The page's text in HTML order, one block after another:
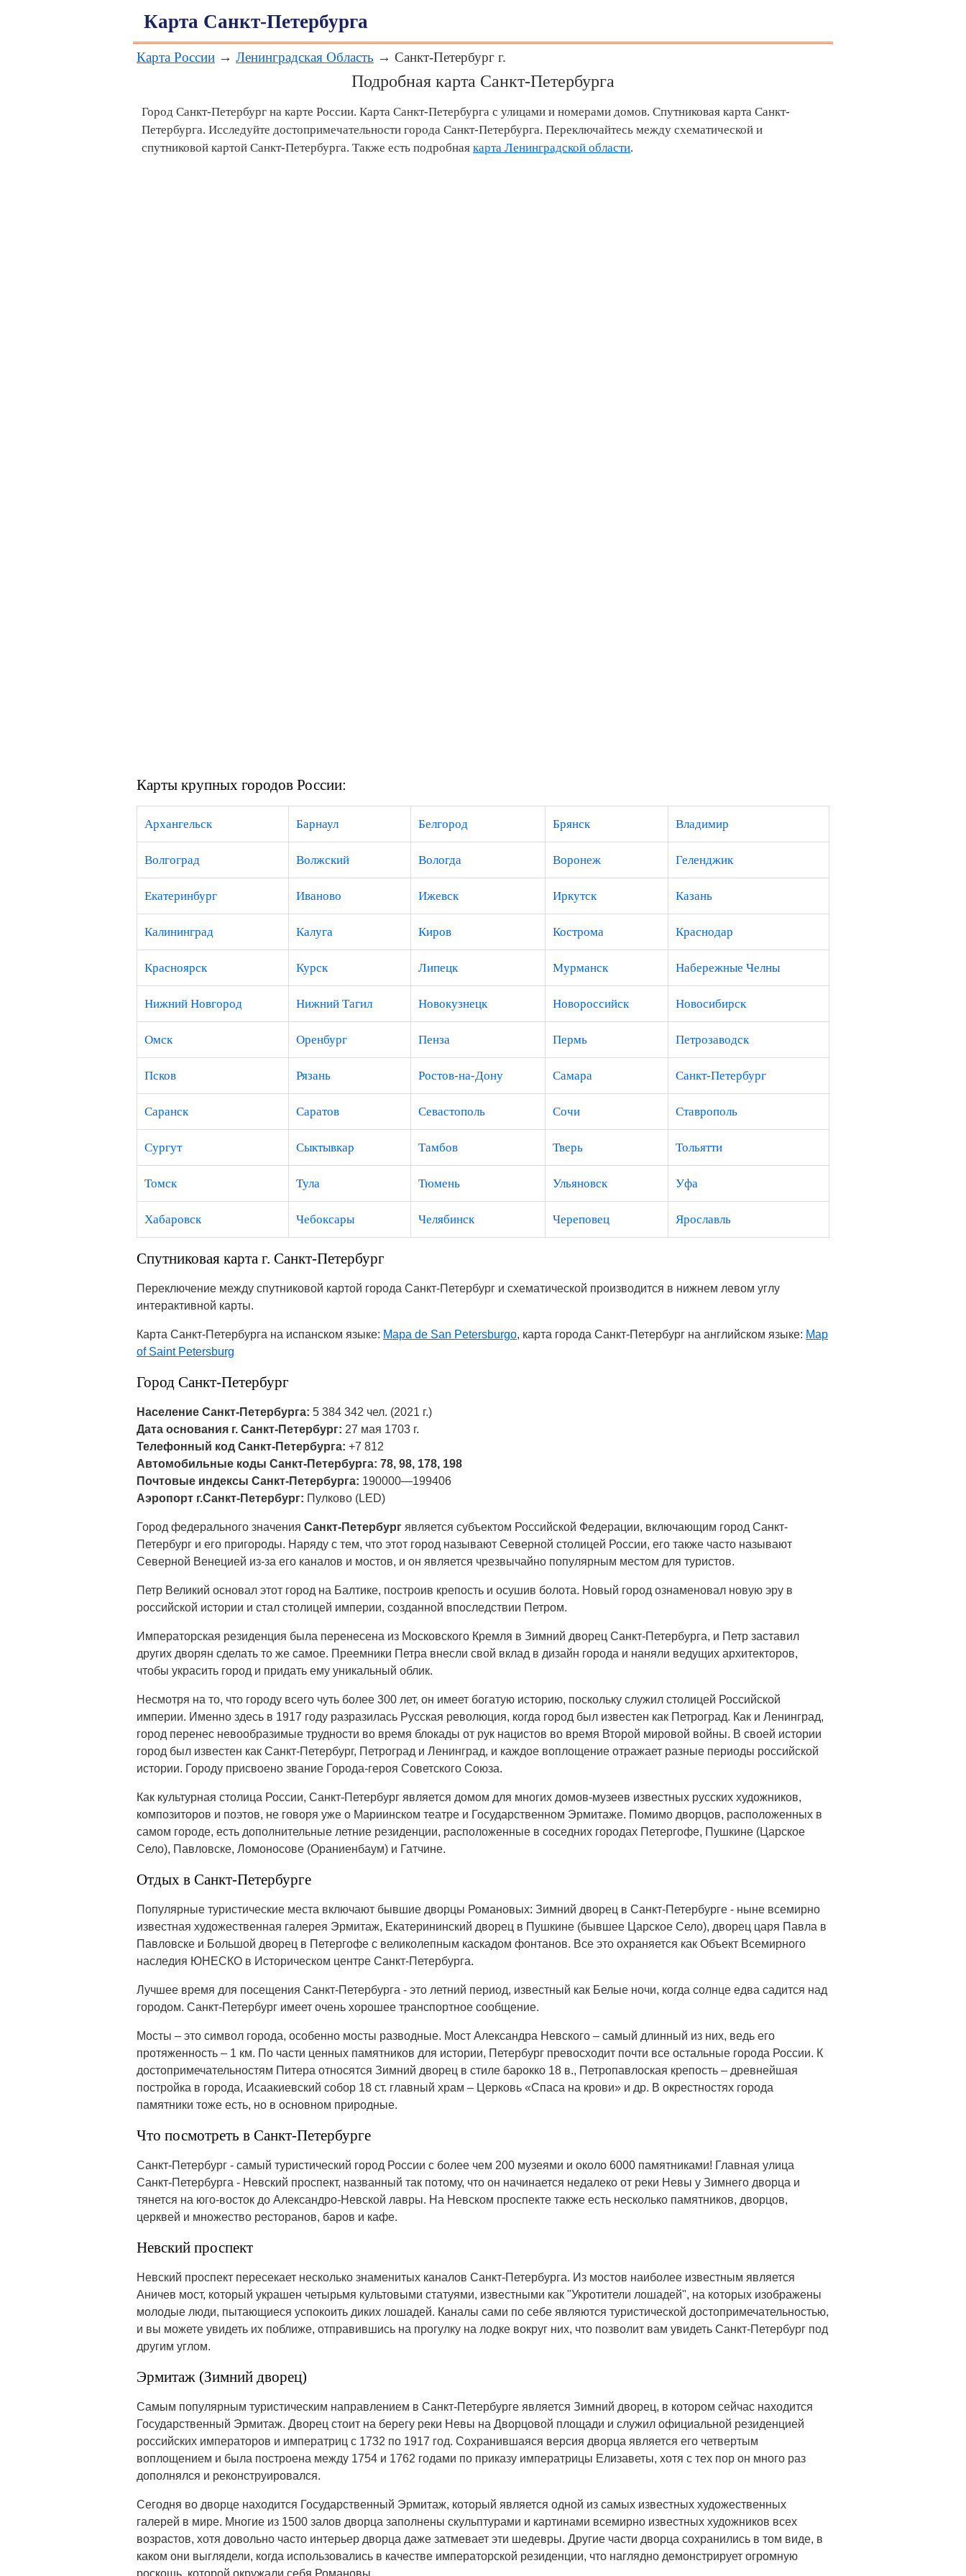
Карта Санкт-Петербурга
Карта России → Ленинградская Область → Санкт-Петербург г.
Подробная карта Санкт-Петербурга
Город Санкт-Петербург на карте России. Карта Санкт-Петербурга с улицами и номерами домов. Спутниковая карта Санкт-
Петербурга. Исследуйте достопримечательности города Санкт-Петербурга. Переключайтесь между схематической и
спутниковой картой Санкт-Петербурга. Также есть подробная карта Ленинградской области.
Карты крупных городов России:
Архангельск Барнаул Белгород Брянск Владимир
Волгоград Волжский Вологда Воронеж Геленджик
Екатеринбург Иваново Ижевск Иркутск Казань
Калининград Калуга Киров Кострома Краснодар
Красноярск Курск Липецк Мурманск Набережные Челны
Нижний Новгород Нижний Тагил Новокузнецк Новороссийск Новосибирск
Омск Оренбург Пенза Пермь Петрозаводск
Псков Рязань Ростов-на-Дону Самара Санкт-Петербург
Саранск Саратов Севастополь Сочи Ставрополь
Сургут Сыктывкар Тамбов Тверь Тольятти
Томск Тула Тюмень Ульяновск Уфа
Хабаровск Чебоксары Челябинск Череповец Ярославль
Спутниковая карта г. Санкт-Петербург
Переключение между спутниковой картой города Санкт-Петербург и схематической производится в нижнем левом углу
интерактивной карты.
Карта Санкт-Петербурга на испанском языке: Mapa de San Petersburgo, карта города Санкт-Петербург на английском языке: Map
of Saint Petersburg
Город Санкт-Петербург
Население Санкт-Петербурга: 5 384 342 чел. (2021 г.)
Дата основания г. Санкт-Петербург: 27 мая 1703 г.
Телефонный код Санкт-Петербурга: +7 812
Автомобильные коды Санкт-Петербурга: 78, 98, 178, 198
Почтовые индексы Санкт-Петербурга: 190000—199406
Аэропорт г.Санкт-Петербург: Пулково (LED)
Город федерального значения Санкт-Петербург является субъектом Российской Федерации, включающим город Санкт-
Петербург и его пригороды. Наряду с тем, что этот город называют Северной столицей России, его также часто называют
Северной Венецией из-за его каналов и мостов, и он является чрезвычайно популярным местом для туристов.
Петр Великий основал этот город на Балтике, построив крепость и осушив болота. Новый город ознаменовал новую эру в
российской истории и стал столицей империи, созданной впоследствии Петром.
Императорская резиденция была перенесена из Московского Кремля в Зимний дворец Санкт-Петербурга, и Петр заставил
других дворян сделать то же самое. Преемники Петра внесли свой вклад в дизайн города и наняли ведущих архитекторов,
чтобы украсить город и придать ему уникальный облик.
Несмотря на то, что городу всего чуть более 300 лет, он имеет богатую историю, поскольку служил столицей Российской
империи. Именно здесь в 1917 году разразилась Русская революция, когда город был известен как Петроград. Как и Ленинград,
город перенес невообразимые трудности во время блокады от рук нацистов во время Второй мировой войны. В своей истории
город был известен как Санкт-Петербург, Петроград и Ленинград, и каждое воплощение отражает разные периоды российской
истории. Городу присвоено звание Города-героя Советского Союза.
Как культурная столица России, Санкт-Петербург является домом для многих домов-музеев известных русских художников,
композиторов и поэтов, не говоря уже о Мариинском театре и Государственном Эрмитаже. Помимо дворцов, расположенных в
самом городе, есть дополнительные летние резиденции, расположенные в соседних городах Петергофе, Пушкине (Царское
Село), Павловске, Ломоносове (Ораниенбаум) и Гатчине.
Отдых в Санкт-Петербурге
Популярные туристические места включают бывшие дворцы Романовых: Зимний дворец в Санкт-Петербурге - ныне всемирно
известная художественная галерея Эрмитаж, Екатерининский дворец в Пушкине (бывшее Царское Село), дворец царя Павла в
Павловске и Большой дворец в Петергофе с великолепным каскадом фонтанов. Все это охраняется как Объект Всемирного
наследия ЮНЕСКО в Историческом центре Санкт-Петербурга.
Лучшее время для посещения Санкт-Петербурга - это летний период, известный как Белые ночи, когда солнце едва садится над
городом. Санкт-Петербург имеет очень хорошее транспортное сообщение.
Мосты – это символ города, особенно мосты разводные. Мост Александра Невского – самый длинный из них, ведь его
протяженность – 1 км. По части ценных памятников для истории, Петербург превосходит почти все остальные города России. К
достопримечательностям Питера относятся Зимний дворец в стиле барокко 18 в., Петропавлоская крепость – древнейшая
постройка в города, Исаакиевский собор 18 ст. главный храм – Церковь «Спаса на крови» и др. В окрестностях города
памятники тоже есть, но в основном природные.
Что посмотреть в Санкт-Петербурге
Санкт-Петербург - самый туристический город России с более чем 200 музеями и около 6000 памятниками! Главная улица
Санкт-Петербурга - Невский проспект, названный так потому, что он начинается недалеко от реки Невы у Зимнего дворца и
тянется на юго-восток до Александро-Невской лавры. На Невском проспекте также есть несколько памятников, дворцов,
церквей и множество ресторанов, баров и кафе.
Невский проспект
Невский проспект пересекает несколько знаменитых каналов Санкт-Петербурга. Из мостов наиболее известным является
Аничев мост, который украшен четырьмя культовыми статуями, известными как "Укротители лошадей", на которых изображены
молодые люди, пытающиеся успокоить диких лошадей. Каналы сами по себе являются туристической достопримечательностью,
и вы можете увидеть их поближе, отправившись на прогулку на лодке вокруг них, что позволит вам увидеть Санкт-Петербург под
другим углом.
Эрмитаж (Зимний дворец)
Самым популярным туристическим направлением в Санкт-Петербурге является Зимний дворец, в котором сейчас находится
Государственный Эрмитаж. Дворец стоит на берегу реки Невы на Дворцовой площади и служил официальной резиденцией
российских императоров и императриц с 1732 по 1917 год. Сохранившаяся версия дворца является его четвертым
воплощением и была построена между 1754 и 1762 годами по приказу императрицы Елизаветы, хотя с тех пор он много раз
дополнялся и реконструировался.
Сегодня во дворце находится Государственный Эрмитаж, который является одной из самых известных художественных
галерей в мире. Многие из 1500 залов дворца заполнены скульптурами и картинами всемирно известных художников всех
возрастов, хотя довольно часто интерьер дворца даже затмевает эти шедевры. Другие части дворца сохранились в том виде, в
каком они выглядели, когда использовались в качестве императорской резиденции, что наглядно демонстрирует огромную
роскошь, которой окружали себя Романовы.